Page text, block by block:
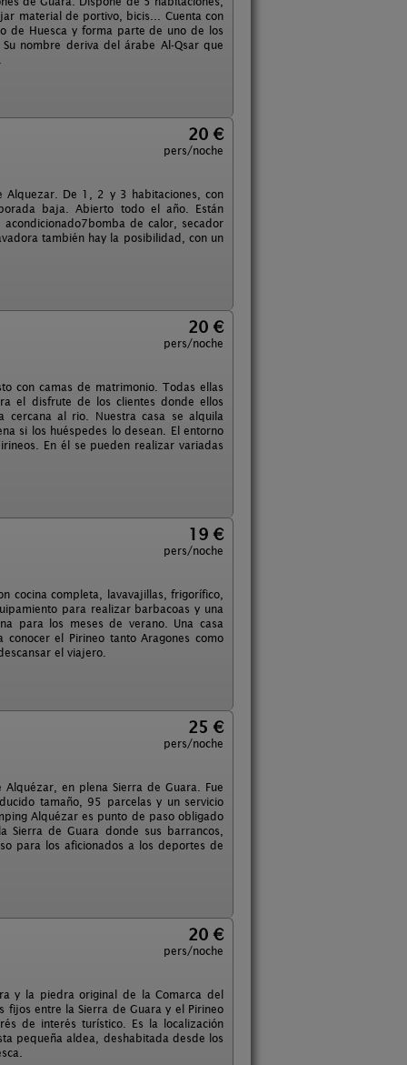
material de portivo, bicis... Cuenta con
de Huesca y forma parte de uno de los
nombre deriva del árabe Al-Qsar que
20 €
pers/noche
Alquezar. De 1, 2 y 3 habitaciones, con
baja. Abierto todo el año. Están
de calor, secador
también hay la posibilidad, con un
20 €
pers/noche
con camas de matrimonio. Todas ellas
el disfrute de los clientes donde ellos
cercana al rio. Nuestra casa se alquila
si los huéspedes lo desean. El entorno
En él se pueden realizar variadas
19 €
pers/noche
cocina completa, lavavajillas, frigorífico,
para realizar barbacoas y una
para los meses de verano. Una casa
el Pirineo tanto Aragones como
el viajero.
25 €
pers/noche
en plena Sierra de Guara. Fue
tamaño, 95 parcelas y un servicio
Alquézar es punto de paso obligado
de Guara donde sus barrancos,
para los aficionados a los deportes de
20 €
pers/noche
y la piedra original de la Comarca del
fijos entre la Sierra de Guara y el Pirineo
de interés turístico. Es la localización
pequeña aldea, deshabitada desde los